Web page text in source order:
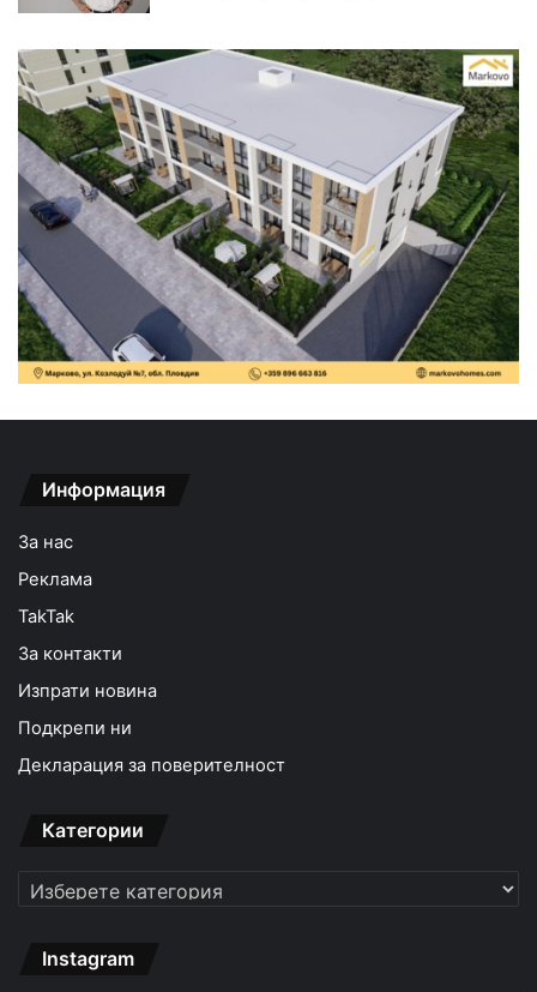
Информация
За нас
Реклама
TakTak
За контакти
Изпрати новина
Подкрепи ни
Декларация за поверителност
Категории
Категории
Instagram